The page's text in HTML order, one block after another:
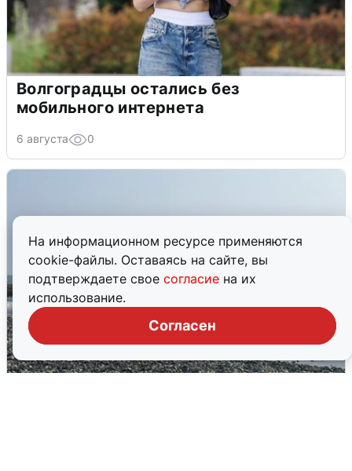
На информационном ресурсе применяются
cookie-файлы. Оставаясь на сайте, вы
подтверждаете свое согласие на их
использование.
Согласен
Волгоградцы остались без
мобильного интернета
6 августа 0